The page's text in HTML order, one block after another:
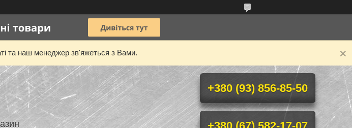
та наш менеджер зв'яжеться з Вами.
+380 (93) 856-85-50